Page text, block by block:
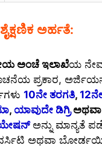
ಅರ್ಹತೆ:
ಅಂಚೆ ಇಲಾಖೆಯ
ಪ್ರಕಾರ,
10ನೇ ತರಗತಿ,
, ಯಾವುದೇ ಡಿಗ್ರಿಅಥವಾ
ಅನ್ನು ಮಾನ್ಯತೆ
ಅಥವಾ